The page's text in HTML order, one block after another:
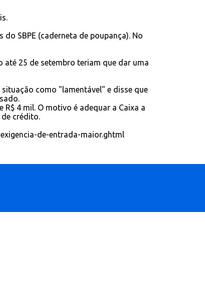
SBPE (caderneta de poupança). No
25 de setembro teriam que dar uma
como "lamentável" e disse que
4 mil. O motivo é adequar a Caixa a
crédito.
de-entrada-maior.ghtml